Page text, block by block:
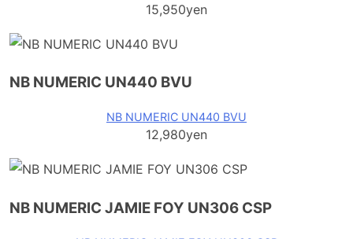
15,950yen
NB NUMERIC UN440 BVU
NB NUMERIC UN440 BVU
12,980yen
NB NUMERIC JAMIE FOY UN306 CSP